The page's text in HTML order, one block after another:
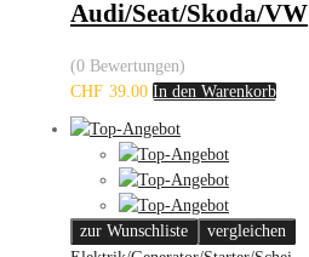
Audi/Seat/Skoda/VW
(0 Bewertungen)
CHF 39.00 In den Warenkorb
zur Wunschliste
vergleichen